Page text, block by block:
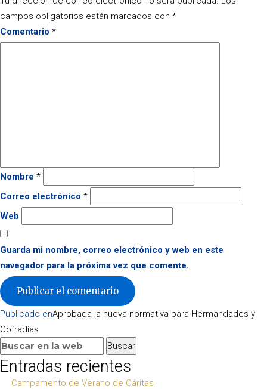
campos obligatorios están marcados con *
Comentario *
Nombre *
Correo electrónico *
Web
Guarda mi nombre, correo electrónico y web en este
navegador para la próxima vez que comente.
Navegación
de
entradas
Publicado enAprobada la nueva normativa para Hermandades y
Cofradías
Buscar:
Buscar
Entradas recientes
Campamento de Verano de Cáritas